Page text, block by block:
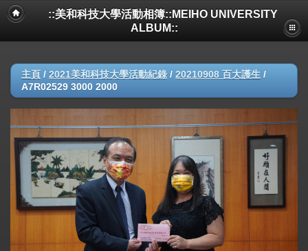
::美和科技大學活動相簿::MEIHO UNIVERSITY
ALBUM::
主頁 / 2021美和科技大學活動紀錄 / 20210908 百大護生 /
A7R02529 3000 2000